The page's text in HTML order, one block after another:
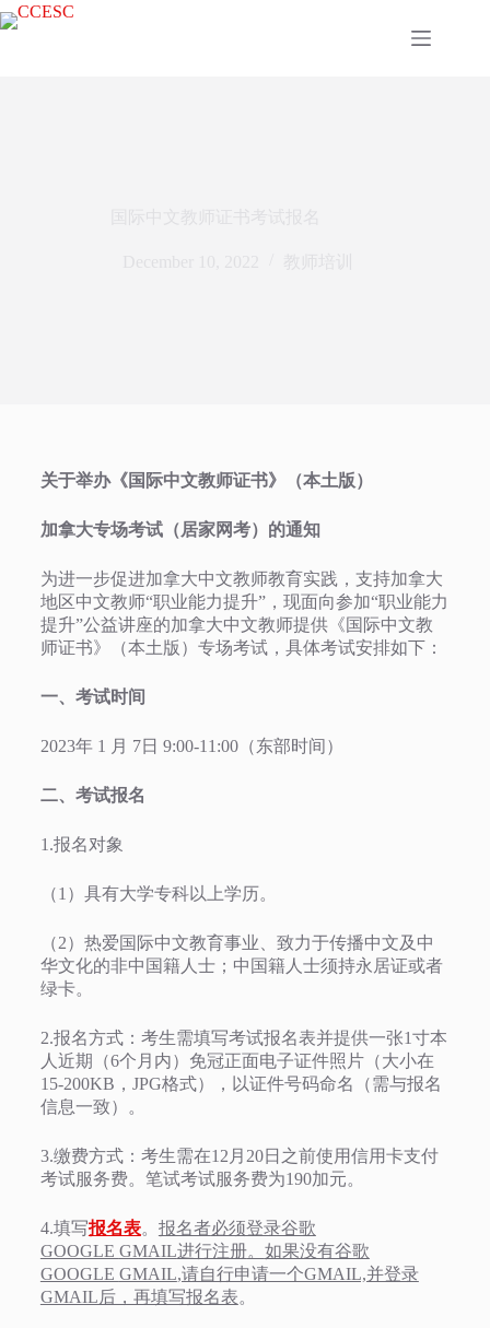
关于举办《国际中文教师证书》（本土版）
加拿大专场考试（居家网考）的通知
为进一步促进加拿大中文教师教育实践，支持加拿大
地区中文教师“职业能力提升”，现面向参加“职业能力
提升”公益讲座的加拿大中文教师提供《国际中文教
师证书》（本土版）专场考试，具体考试安排如下：
一、考试时间
2023年 1 月 7日 9:00-11:00（东部时间）
二、考试报名
1.报名对象
（1）具有大学专科以上学历。
（2）热爱国际中文教育事业、致力于传播中文及中
华文化的非中国籍人士；中国籍人士须持永居证或者
绿卡。
2.报名方式：考生需填写考试报名表并提供一张1寸本
人近期（6个月内）免冠正面电子证件照片（大小在
15-200KB，JPG格式），以证件号码命名（需与报名
信息一致）。
3.缴费方式：考生需在12月20日之前使用信用卡支付
考试服务费。笔试考试服务费为190加元。
4.填写报名表。 报名者必须登录谷歌
GOOGLE GMAIL进行注册。 如果没有谷歌
GOOGLE GMAIL,请自行申请一个GMAIL,并登录
GMAIL后，再填写报名表。